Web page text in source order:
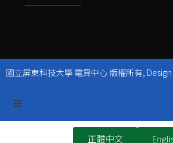
國立屏東科技大學 電算中心 版權所有,
正體中文